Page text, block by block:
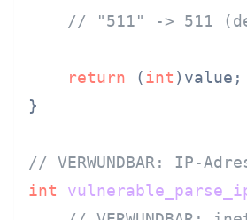
// "511" -> 511
return (int )value;
}
// VERWUNDBAR: IP-
int